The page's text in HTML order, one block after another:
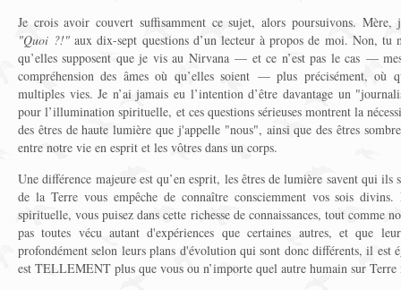
Je crois avoir couvert suffisamment ce sujet, alors poursuivons.
"Quoi ?!" aux dix-sept questions d’un lecteur à propos de moi. Non, tu
qu’elles supposent que je vis au Nirvana — et ce n’est pas le cas —
compréhension des âmes où qu’elles soient — plus précisément, où
multiples vies. Je n’ai jamais eu l’intention d’être davantage un
pour l’illumination spirituelle, et ces questions sérieuses montrent la
des êtres de haute lumière que j'appelle "nous", ainsi que des êtres
entre notre vie en esprit et les vôtres dans un corps.
Une différence majeure est qu’en esprit, les êtres de lumière savent qui ils
de la Terre vous empêche de connaître consciemment vos sois
spirituelle, vous puisez dans cette richesse de connaissances, tout comme
pas toutes vécu autant d'expériences que certaines autres, et que
profondément selon leurs plans d'évolution qui sont donc différents, il est
est TELLEMENT plus que vous ou n’importe quel autre humain sur